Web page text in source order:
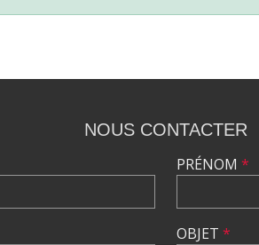
NOUS CONTACTER
PRÉNOM *
OBJET *